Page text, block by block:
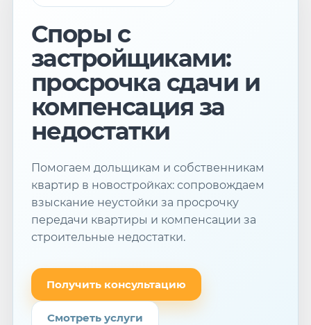
Споры с
застройщиками:
просрочка сдачи и
компенсация за
недостатки
Помогаем дольщикам и собственникам
квартир в новостройках: сопровождаем
взыскание неустойки за просрочку
передачи квартиры и компенсации за
строительные недостатки.
Получить консультацию
Смотреть услуги